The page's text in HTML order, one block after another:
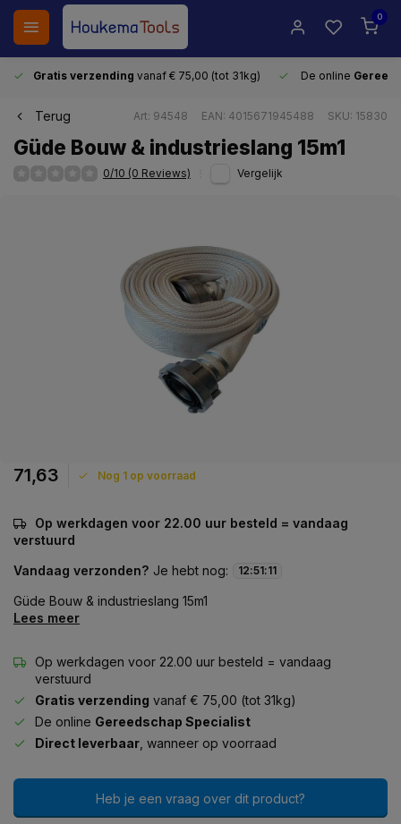
0
Gratis verzending vanaf € 75,00 (tot 31kg) De online
Terug Art: 94548 EAN: 4015671945488 SKU: 15830
Güde Bouw & industrieslang 15m1
0/10 (0 Reviews) Vergelijk
71,63 Nog 1 op voorraad
Op werkdagen voor 22.00 uur besteld = vandaag
verstuurd
Vandaag verzonden? Je hebt nog: 12:51:11
Güde Bouw & industrieslang 15m1
Lees meer
Op werkdagen voor 22.00 uur besteld = vandaag
verstuurd
Gratis verzending vanaf € 75,00 (tot 31kg)
De online Gereedschap Specialist
Direct leverbaar , wanneer op voorraad
Heb je een vraag over dit product?